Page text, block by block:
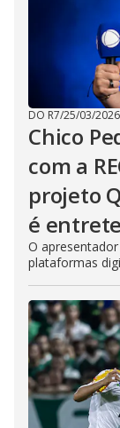
DO R7/25/03/2026
Chico
com a
projeto
é
O
plataformas